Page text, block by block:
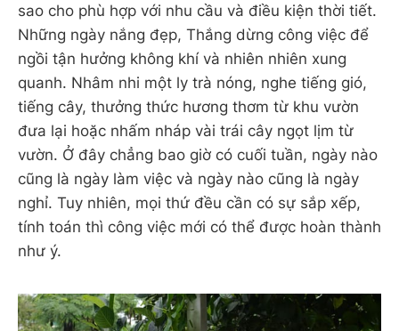
sao cho phù hợp với nhu cầu và điều kiện thời tiết.
Những ngày nắng đẹp, Thắng dừng công việc để
ngồi tận hưởng không khí và nhiên nhiên xung
quanh. Nhâm nhi một ly trà nóng, nghe tiếng gió,
tiếng cây, thưởng thức hương thơm từ khu vườn
đưa lại hoặc nhấm nháp vài trái cây ngọt lịm từ
vườn. Ở đây chẳng bao giờ có cuối tuần, ngày nào
cũng là ngày làm việc và ngày nào cũng là ngày
nghỉ. Tuy nhiên, mọi thứ đều cần có sự sắp xếp,
tính toán thì công việc mới có thể được hoàn thành
như ý.